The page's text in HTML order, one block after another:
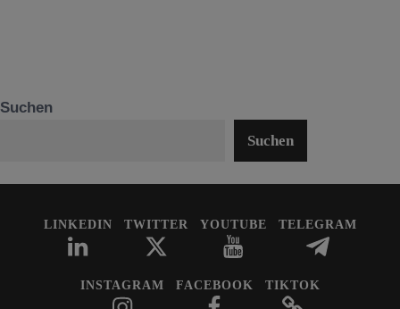
Suchen
Suchen
LINKEDIN TWITTER YOUTUBE TELEGRAM
INSTAGRAM FACEBOOK TIKTOK